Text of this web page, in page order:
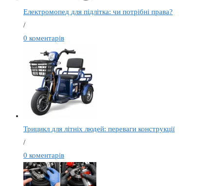
Електромопед для підлітка: чи потрібні права?
/
0 коментарів
Трицикл для літніх людей: переваги конструкції
/
0 коментарів